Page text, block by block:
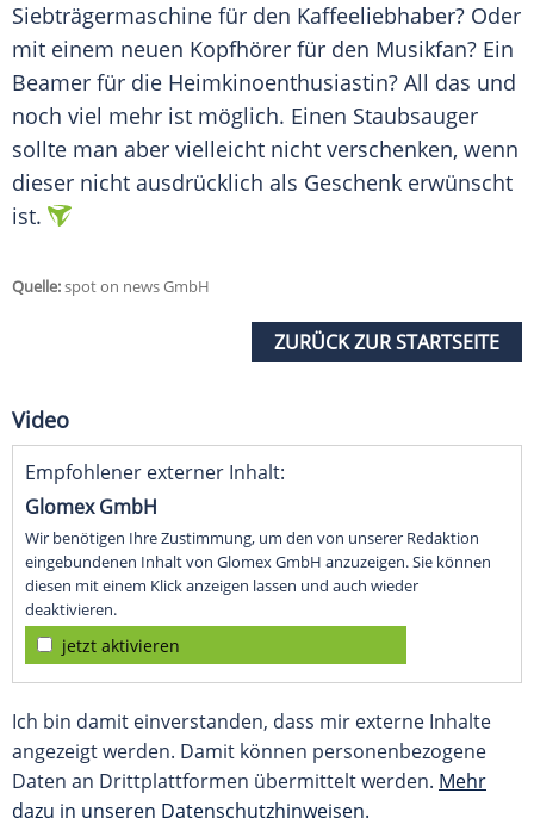
Siebträgermaschine für den Kaffeeliebhaber? Oder
mit einem neuen Kopfhörer für den Musikfan? Ein
Beamer für die Heimkinoenthusiastin? All das und
noch viel mehr ist möglich. Einen Staubsauger
sollte man aber vielleicht nicht verschenken, wenn
dieser nicht ausdrücklich als Geschenk erwünscht
ist.
Quelle:spot on news GmbH
ZURÜCK ZUR STARTSEITE
Video
Empfohlener externer Inhalt:
Glomex GmbH
Wir benötigen Ihre Zustimmung, um den von unserer Redaktion
eingebundenen Inhalt von Glomex GmbH anzuzeigen. Sie können
diesen mit einem Klick anzeigen lassen und auch wieder
deaktivieren.
jetzt aktivieren
Ich bin damit einverstanden, dass mir externe Inhalte
angezeigt werden. Damit können personenbezogene
Daten an Drittplattformen übermittelt werden. Mehr
dazu in unseren Datenschutzhinweisen.